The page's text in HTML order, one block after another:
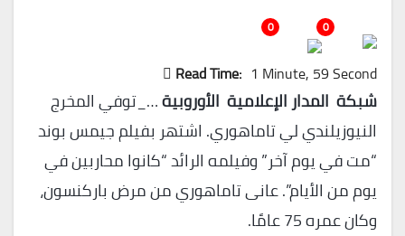
0
0
Read Time: 1 Minute, 59 Second
شبكة المدار الإعلامية الأوروبية…_توفي المخرج
النيوزيلندي لي تاماهوري. اشتهر بفيلم جيمس بوند
“مت في يوم آخر” وفيلمه الرائد “كانوا محاربين في
يوم من الأيام”. عانى تاماهوري من مرض باركنسون،
وكان عمره 75 عامًا.